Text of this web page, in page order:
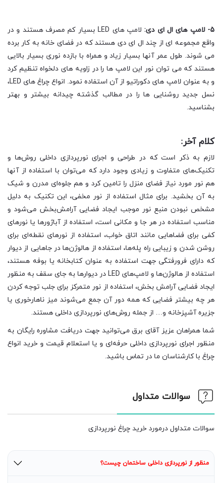
5- لامپ های ال ای دی:
لامپ های LED بسیار کم مصرف هستند و در
واقع مجموعه ای از چند ال ای دی هستند که در فضای خانه به کار برده
می شوند. طول عمر آنها بسیار زیاد و همراه با بازده نوری بسیار بالایی
هستند که می توان نور این لامپ ها را در زاویه های دلخواه تنظیم کرد
و به عنوان لامپ های دکوراتیو از آن استفاده نمود. انواع چراغ های LED،
نسل جدید روشنایی ها را در مطالب گذشته چیدانه بیشتر و بهتر
بشناسید.
کلام آخر:
لازم به ذکر است که در طراحی و اجرای نورپردازی داخلی روش‌ها و
تکنیک‌های متفاوت و زیادی وجود دارد که می‌توان با استفاده از آنها
هم نور مورد نیاز فضای منزل را تامین کرد و هم جلوه‌ای مدرن و شیک
به آن بخشید. برای مثال استفاده از نور مخفی، این تکنیک به دلیل
مشخص نبودن منبع نور موجب ایجاد فضایی آرامش‌بخش می‌شود و
مناسب استفاده در هر جا و مکانی است، استفاده از آباژورها یا نورهای
کفی برای فضاهایی مانند اتاق خواب، استفاده از نورهای نقطه‌ای برای
روشن شدن و زیبایی راه ‌پله‌ها، استفاده از هالوژن‌ها در جاهایی از دیوار
که دارای فرورفتگی جهت استفاده به عنوان کتابخانه یا بوفه هستند،
استفاده از هالوژن‌ها و لامپ‌های LED در دیوارها به جای سقف به منظور
ایجاد فضایی آرامش بخش، استفاده از نور متمرکز برای جلب توجه کردن
هر چه بیشتر فضایی که همه دور آن جمع می‌شوند میز ناهارخوری یا
جزیره آشپزخانه و… از جمله روش‌های نورپردازی داخلی هستند.
شما همراهان عزیز آقای برق می‌توانید جهت دریافت مشاوره رایگان به
منظور اجرای نورپردازی داخلی حرفه‌ای و یا استعلام قیمت و خرید انواع
چراغ با کارشناسان ما در تماس باشید.
سوالات متداول
سوالات متداول درمورد خرید چراغ نورپردازی
منظور از نورپردازی داخلی ساختمان چیست؟